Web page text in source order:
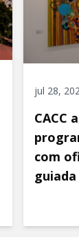
jul 28,
CACC
com